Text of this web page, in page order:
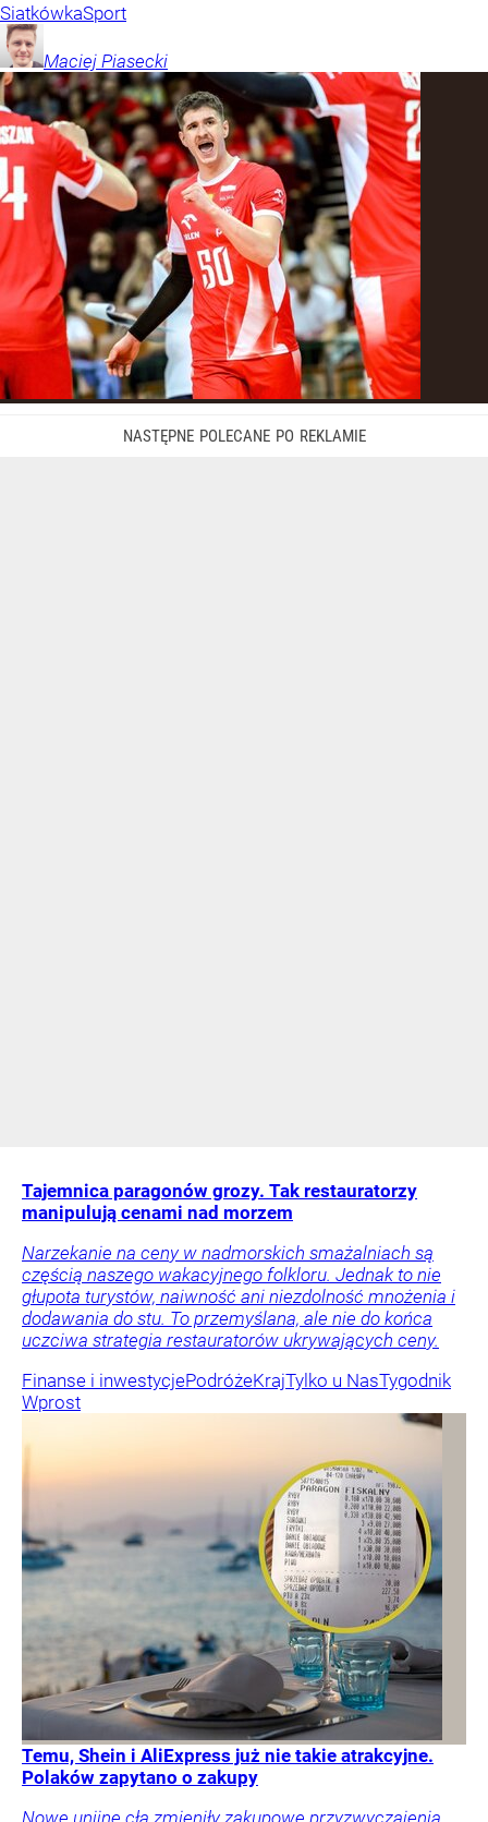
SiatkówkaSport
Maciej Piasecki
Tajemnica paragonów grozy. Tak restauratorzy
manipulują cenami nad morzem
Narzekanie na ceny w nadmorskich smażalniach są
częścią naszego wakacyjnego folkloru. Jednak to nie
głupota turystów, naiwność ani niezdolność mnożenia i
dodawania do stu. To przemyślana, ale nie do końca
uczciwa strategia restauratorów ukrywających ceny.
Finanse i inwestycjePodróżeKrajTylko u NasTygodnik
Wprost
Temu, Shein i AliExpress już nie takie atrakcyjne.
Polaków zapytano o zakupy
Nowe unijne cła zmieniły zakupowe przyzwyczajenia